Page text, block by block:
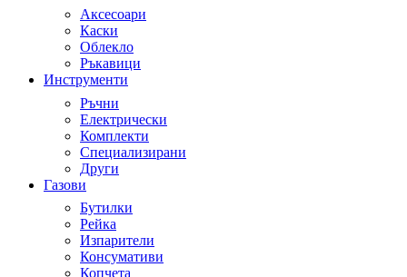
Аксесоари
Каски
Облекло
Ръкавици
Инструменти
Ръчни
Електрически
Комплекти
Специализирани
Други
Газови
Бутилки
Рейка
Изпарители
Консумативи
Копчета